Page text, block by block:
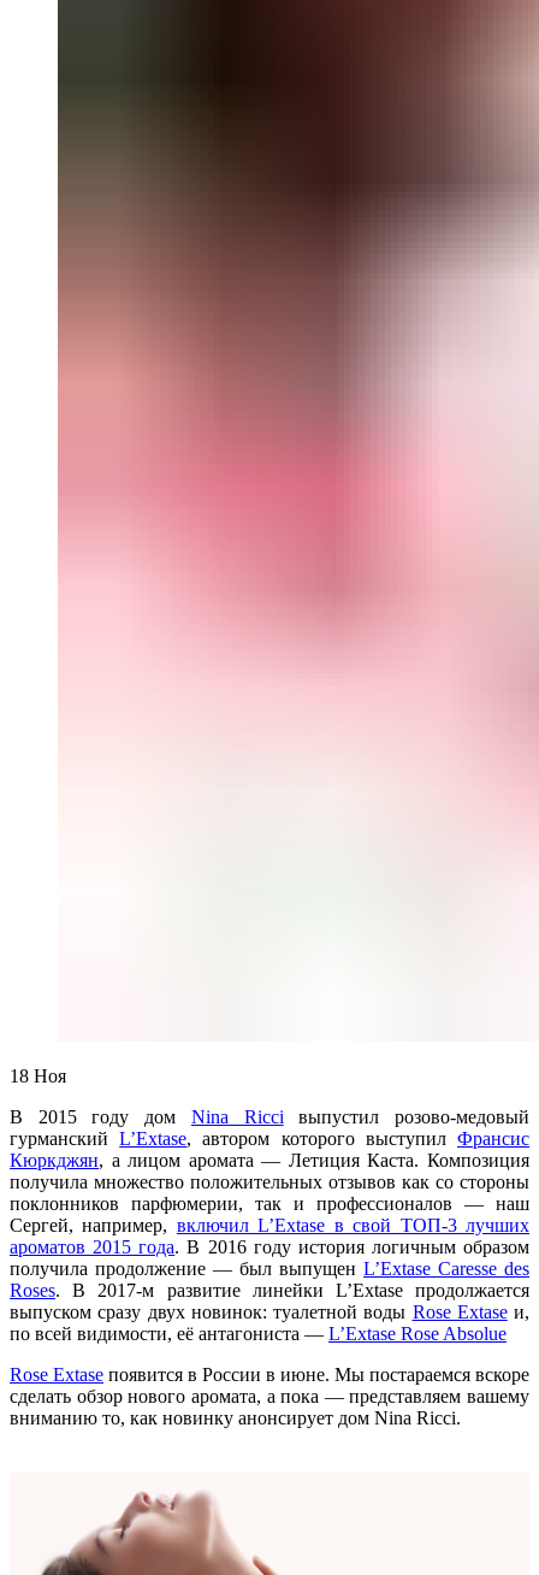
18 Ноя
В 2015 году дом Nina Ricci выпустил розово-медовый
гурманскийL’Extase, автором которого выступилФрансис
Кюркджян, а лицом аромата — Летиция Каста. Композиция
получила множество положительных отзывов как со стороны
поклонников парфюмерии, так и профессионалов — наш
Сергей, например, включил L’Extase в свой ТОП-3 лучших
ароматов 2015 года. В 2016 году история логичным образом
получила продолжение — был выпущен L’Extase Caresse des
Roses. В 2017-м развитие линейки L’Extase продолжается
выпуском сразу двух новинок: туалетной воды Rose Extaseи,
по всей видимости, её антагониста — L’Extase Rose Absolue
Rose Extase появится в России в июне. Мы постараемся вскоре
сделать обзор нового аромата, а пока — представляем вашему
вниманию то, как новинку анонсирует дом Nina Ricci.